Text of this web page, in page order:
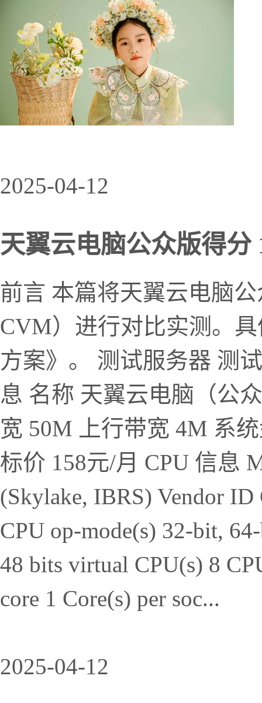
2025-04-12
天翼云电脑公众版得分
前言 本篇将天翼云电脑
CVM）进行对比实测。
方案》。 测试服务器 测
息 名称 天翼云电脑（公
宽 50M 上行带宽 4M 系
标价 158元/月 CPU 信息
(Skylake, IBRS) Vendor
CPU op-mode(s) 32-bit,
48 bits virtual CPU(s) 8
core 1 Core(s) per soc...
2025-04-12